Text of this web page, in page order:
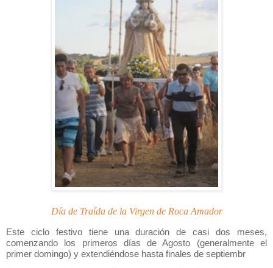
Día de Traída de la Virgen de Roca Amador
Este ciclo festivo tiene una duración de casi dos meses,
comenzando los primeros días de Agosto (generalmente el
primer domingo) y extendiéndose hasta finales de septiembr